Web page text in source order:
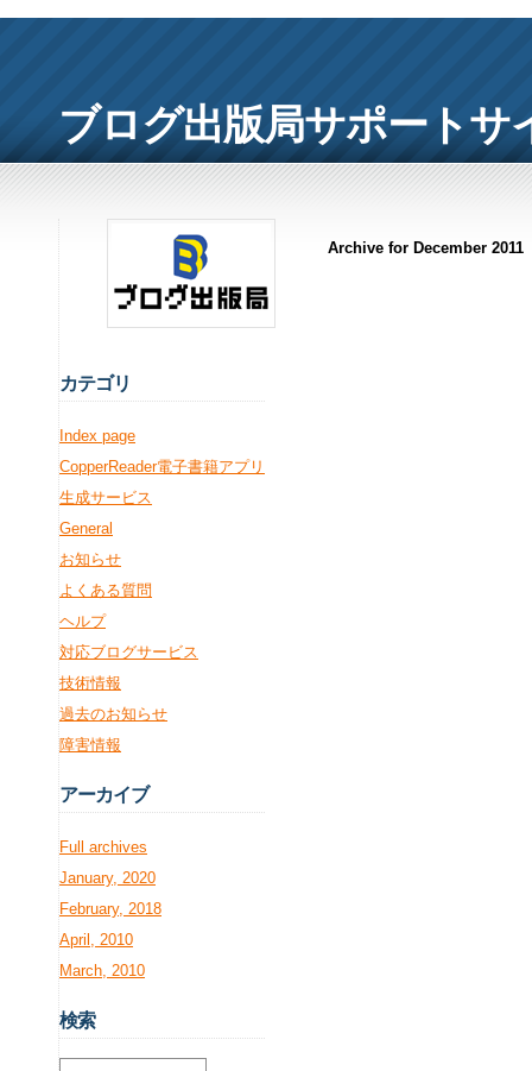
ブログ出版局サポートサ
Archive for December 2011
カテゴリ
Index page
CopperReader電子書籍アプリ
生成サービス
General
お知らせ
よくある質問
ヘルプ
対応ブログサービス
技術情報
過去のお知らせ
障害情報
アーカイブ
Full archives
January, 2020
February, 2018
April, 2010
March, 2010
検索